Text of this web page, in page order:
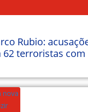
Rubio:
62 terroristas